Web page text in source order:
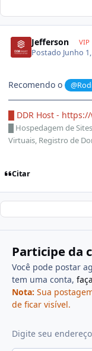
Jefferson VIP
Postado Junho
Recomendo o
█ DDR Host -
Hospedagem de
Virtuais, Registro de
Citar
Participe da
Você pode postar
tem uma conta,
Nota: Sua
de ficar visível.